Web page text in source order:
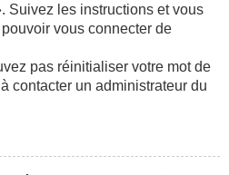
Suivez les instructions et vous
vous connecter de
pas réinitialiser votre mot de
contacter un administrateur du